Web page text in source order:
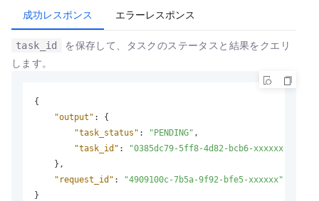
成功レスポンス エラーレスポンス
task_id
を保存して、タスクのステータスと結果をクエリ
します。
{
"output" :
{
"task_status" : "PENDING" ,
"task_id" :
"0385dc79-5ff8-4d82-bcb6-xxxxxx"
} ,
"request_id" :
"4909100c-7b5a-9f92-bfe5-xxxxxx"
}